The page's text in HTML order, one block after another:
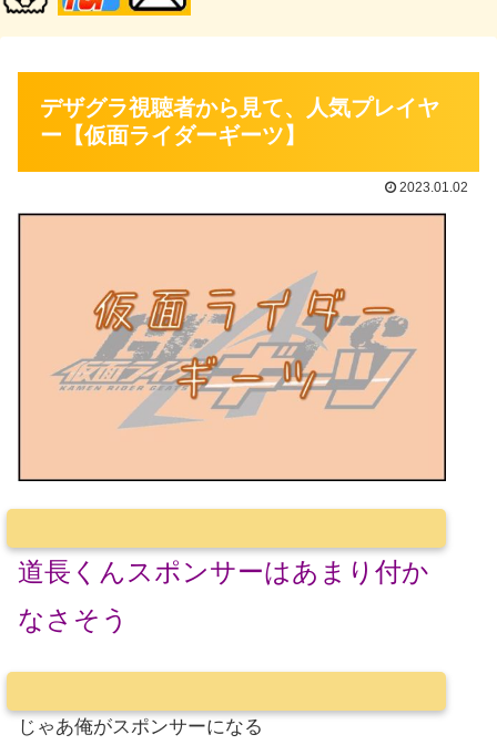
デザグラ視聴者から見て、人気プレイヤ
ー【仮面ライダーギーツ】
2023.01.02
道長くんスポンサーはあまり付か
なさそう
じゃあ俺がスポンサーになる